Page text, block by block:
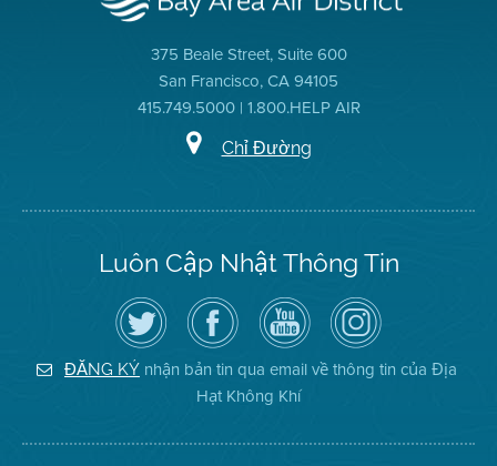
375 Beale Street, Suite 600
San Francisco, CA 94105
415.749.5000 | 1.800.HELP AIR
Chỉ Đường
Luôn Cập Nhật Thông Tin
Hãy
theo
dõi
Địa
Hạt
Không
Truy
cập
Trang
Facebook
của
Địa
Hạt
Kênh
YouTube
của
Địa
Hạt
Không
Khí
Air
District
on
Instagram
ĐĂNG KÝ nhận bản tin qua email về thông tin của Địa
Hạt Không Khí